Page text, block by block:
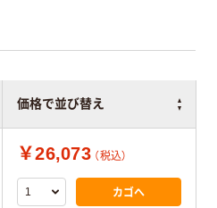
価格で並び替え
￥26,073 （税込）
カゴへ